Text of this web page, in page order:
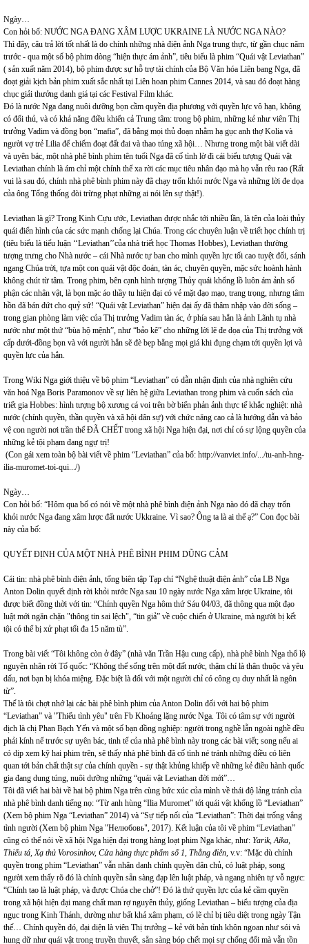
Ngày…
Con hỏi bố: NƯỚC NGA ĐANG XÂM LƯỢC UKRAINE LÀ NƯỚC NGA NÀO?
Thì đây, câu trả lời tốt nhất là do chính những nhà điện ảnh Nga trung thực, từ gần chục năm
trước - qua một số bộ phim dòng “hiện thực ám ảnh”, tiêu biểu là phim “Quái vật Leviathan”
( sản xuất năm 2014), bộ phim được sự hỗ trợ tài chính của Bộ Văn hóa Liên bang Nga, đã
đoạt giải kịch bản phim xuất sắc nhất tại Liên hoan phim Cannes 2014, và sau đó đoạt hàng
chục giải thưởng danh giá tại các Festival Film khác.
Đó là nước Nga đang nuôi dưỡng bọn cầm quyền địa phương với quyền lực vô hạn, không
có đối thủ, và có khả năng điều khiển cả Trung tâm: trong bộ phim, những kẻ như viên Thị
trưởng Vadim và đồng bọn “mafia”, đã bằng mọi thủ đoạn nhằm hạ gục anh thợ Kolia và
người vợ trẻ Lilia để chiếm đoạt đất đai và thao túng xã hội… Nhưng trong một bài viết dài
và uyên bác, một nhà phê bình phim tên tuổi Nga đã cố tình lờ đi cái biểu tượng Quái vật
Leviathan chính là ám chỉ một chính thể xa rời các mục tiêu nhân đạo mà họ vẫn rêu rao (Rất
vui là sau đó, chính nhà phê bình phim này đã chạy trốn khỏi nước Nga và những lời đe dọa
của ông Tổng thống đòi trừng phạt những ai nói lên sự thật!).
Leviathan là gì? Trong Kinh Cựu ước, Leviathan được nhắc tới nhiều lần, là tên của loài thủy
quái điển hình của các sức mạnh chống lại Chúa. Trong các chuyên luận về triết học chính trị
(tiêu biểu là tiểu luận ‘‘Leviathan’’của nhà triết học Thomas Hobbes), Leviathan thường
tượng trưng cho Nhà nước – cái Nhà nước tự ban cho mình quyền lực tối cao tuyệt đối, sánh
ngang Chúa trời, tựa một con quái vật độc đoán, tàn ác, chuyên quyền, mặc sức hoành hành
không chút từ tâm. Trong phim, bên cạnh hình tượng Thủy quái khổng lồ luôn ám ảnh số
phận các nhân vật, là bọn mặc áo thầy tu hiện đại có vẻ mặt đạo mạo, trang trọng, nhưng tâm
hồn đã bán đứt cho quỷ sứ! “Quái vật Leviathan” hiện đại ấy đã thâm nhập vào đời sống –
trong gian phòng làm việc của Thị trưởng Vadim tàn ác, ở phía sau hắn là ảnh Lãnh tụ nhà
nước như một thứ “bùa hộ mệnh”, như “bảo kê” cho những lời lẽ đe dọa của Thị trưởng với
cấp dưới-đồng bọn và với người hắn sẽ đè bẹp bằng mọi giá khi đụng chạm tới quyền lợi và
quyền lực của hắn.
Trong Wiki Nga giới thiệu về bộ phim “Leviathan” có dẫn nhận định của nhà nghiên cứu
văn hoá Nga Boris Paramonov về sự liên hệ giữa Leviathan trong phim và cuốn sách của
triết gia Hobbes: hình tượng bộ xương cá voi trên bờ biển phản ảnh thực tế khắc nghiệt: nhà
nước (chính quyền, thần quyền và xã hội dân sự) với chức năng cao cả là hướng dẫn và bảo
vệ con người nơi trần thế ĐÃ CHẾT trong xã hội Nga hiện đại, nơi chỉ có sự lộng quyền của
những kẻ tội phạm đang ngự trị!
(Con gái xem toàn bộ bài viết về phim “Leviathan” của bố: http://vanviet.info/.../tu-anh-hng-
ilia-muromet-toi-qui.../)
Ngày…
Con hỏi bố: “Hôm qua bố có nói về một nhà phê bình điện ảnh Nga nào đó đã chạy trốn
khỏi nước Nga đang xâm lược đất nước Ukkraine. Vì sao? Ông ta là ai thế ạ?” Con đọc bài
này của bố:
QUYẾT ĐỊNH CỦA MỘT NHÀ PHÊ BÌNH PHIM DŨNG CẢM
Cái tin: nhà phê bình điện ảnh, tổng biên tập Tạp chí “Nghệ thuật điện ảnh” của LB Nga
Anton Dolin quyết định rời khỏi nước Nga sau 10 ngày nước Nga xâm lược Ukraine, tôi
được biết đồng thời với tin: “Chính quyền Nga hôm thứ Sáu 04/03, đã thông qua một đạo
luật mới ngăn chặn "thông tin sai lệch", “tin giả” về cuộc chiến ở Ukraine, mà người bị kết
tội có thể bị xử phạt tối đa 15 năm tù”.
Trong bài viết “Tôi không còn ở đây” (nhà văn Trần Hậu cung cấp), nhà phê bình Nga thổ lộ
nguyên nhân rời Tổ quốc: “Không thể sống trên một đất nước, thậm chí là thân thuộc và yêu
dấu, nơi bạn bị khóa miệng. Đặc biệt là đối với một người chỉ có công cụ duy nhất là ngôn
từ”.
Thế là tôi chợt nhớ lại các bài phê bình phim của Anton Dolin đối với hai bộ phim
“Leviathan” và "Thiếu tình yêu" trên Fb Khoảng lặng nước Nga. Tôi có tâm sự với người
dịch là chị Phan Bạch Yến và một số bạn đồng nghiệp: người trong nghề lẫn ngoài nghề đều
phải kính nể trước sự uyên bác, tinh tế của nhà phê bình này trong các bài viết; song nếu ai
có dịp xem kỹ hai phim trên, sẽ thấy nhà phê bình đã cố tình né tránh những điều có liên
quan tới bản chất thật sự của chính quyền - sự thật khủng khiếp về những kẻ điều hành quốc
gia đang dung túng, nuôi dưỡng những “quái vật Leviathan đời mới”…
Tôi đã viết hai bài về hai bộ phim Nga trên cùng bức xúc của mình về thái độ lảng tránh của
nhà phê bình danh tiếng nọ: “Từ anh hùng “Ilia Muromet” tới quái vật khổng lồ “Leviathan”
(Xem bộ phim Nga “Leviathan” 2014) và “Sự tiếp nối của “Leviathan”: Thời đại trống vắng
tình người (Xem bộ phim Nga "Нелюбовь", 2017). Kết luận của tôi về phim “Leviathan”
cũng có thể nói về xã hội Nga hiện đại trong hàng loạt phim Nga khác, như: Yarik, Aika,
Thiếu tá, Xạ thủ Vorosinhov, Cửa hàng thực phẩm số 1, Thằng điên, v.v: “Mặc dù chính
quyền trong phim “Leviathan” vẫn nhân danh chính quyền dân chủ, có luật pháp, song
người xem thấy rõ đó là chính quyền sẵn sàng đạp lên luật pháp, và ngang nhiên tự vỗ ngực:
“Chính tao là luật pháp, và được Chúa che chở”! Đó là thứ quyền lực của kẻ cầm quyền
trong xã hội hiện đại mang chất man rợ nguyên thủy, giống Leviathan – biểu tượng của địa
ngục trong Kinh Thánh, dường như bất khả xâm phạm, có lẽ chỉ bị tiêu diệt trong ngày Tận
thế… Chính quyền đó, đại diện là viên Thị trưởng – kẻ với bản tính khôn ngoan như sói và
hung dữ như quái vật trong truyền thuyết, sẵn sàng bóp chết mọi sự chống đối mà vẫn tồn